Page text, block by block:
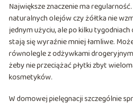
Największe znaczenie ma regularność.
naturalnych olejów czy żółtka nie
jednym użyciu, ale po kilku
stają się wyraźnie mniej łamliwe.
równolegle z odżywkami
żeby nie przeciążać płytki zbyt
kosmetyków.
W domowej pielęgnacji szczególnie